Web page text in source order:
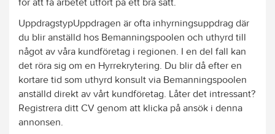
UppdragstypUppdragen är ofta inhyrningsuppdrag där
du blir anställd hos Bemanningspoolen och uthyrd till
något av våra kundföretag i regionen. I en del fall kan
det röra sig om en Hyrrekrytering. Du blir då efter en
kortare tid som uthyrd konsult via Bemanningspoolen
anställd direkt av vårt kundföretag. Låter det intressant?
Registrera ditt CV genom att klicka på ansök i denna
annonsen.